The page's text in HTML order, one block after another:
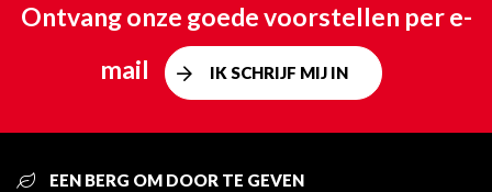
Ontvang onze goede voorstellen per e-
mail
IK SCHRIJF MIJ IN
EEN BERG OM DOOR TE GEVEN